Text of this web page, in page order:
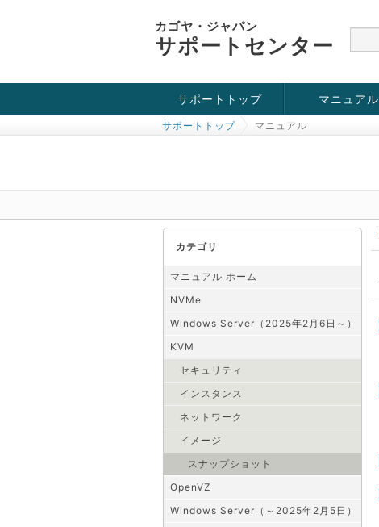
カゴヤ・ジャパン
サポートセンター
サポートトップ
お役立ち情報
チュートリアル
障害・メンテナンス情報
マニュアル
KVM
OpenVZ
Windows Server
SSH接続
ドメイン
SSL
サポートトップ マニュアル
カテゴリ
マニュアル ホーム
NVMe
Windows Server（2025年2月6日～）
KVM
セキュリティ
インスタンス
ネットワーク
イメージ
スナップショット
OpenVZ
Windows Server（～2025年2月5日）